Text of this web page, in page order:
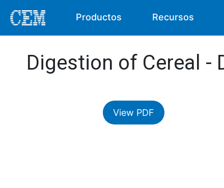
Productos Recursos
Digestion of Cereal -
View PDF